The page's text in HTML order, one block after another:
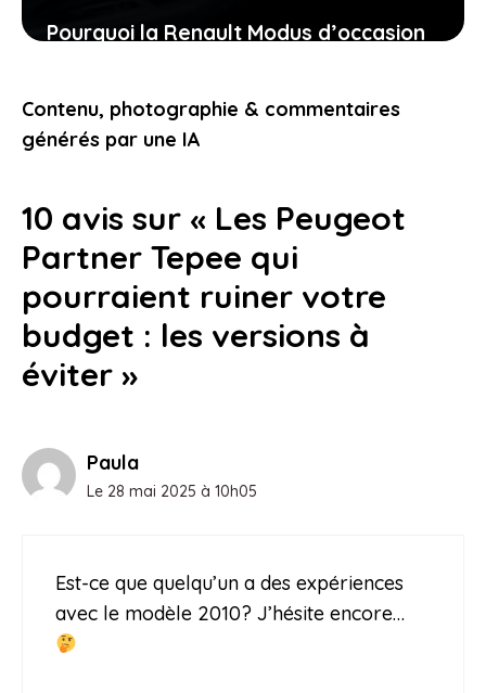
Pourquoi la Renault Modus d’occasion
pour vous aujourd’hui
26 janvier 2026
Contenu, photographie & commentaires
générés par une IA
10 avis sur « Les Peugeot
Partner Tepee qui
pourraient ruiner votre
budget : les versions à
éviter »
Paula
Le 28 mai 2025 à 10h05
Est-ce que quelqu’un a des expériences
avec le modèle 2010? J’hésite encore…